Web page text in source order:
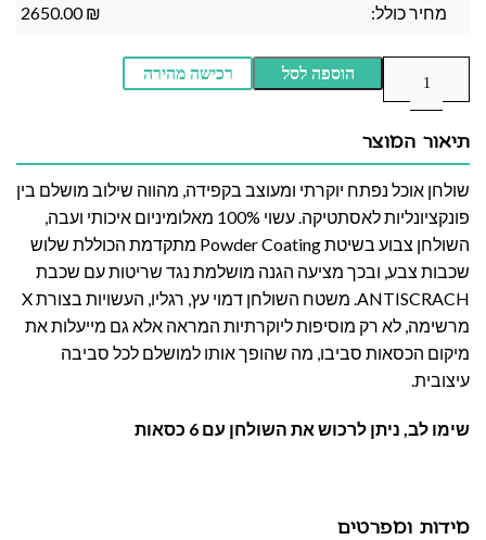
מחיר כולל: ₪
2650.00
הוספה לסל רכישה מהירה
תיאור המוצר
שולחן אוכל נפתח יוקרתי ומעוצב בקפידה, מהווה שילוב מושלם בין
פונקציונליות לאסתטיקה. עשוי 100% מאלומיניום איכותי ועבה,
השולחן צבוע בשיטת Powder Coating מתקדמת הכוללת שלוש
שכבות צבע, ובכך מציעה הגנה מושלמת נגד שריטות עם שכבת
ANTISCRACH. משטח השולחן דמוי עץ, רגליו, העשויות בצורת X
מרשימה, לא רק מוסיפות ליוקרתיות המראה אלא גם מייעלות את
מיקום הכסאות סביבו, מה שהופך אותו למושלם לכל סביבה
עיצובית.
שימו לב, ניתן לרכוש את השולחן עם 6 כסאות
מידות ומפרטים